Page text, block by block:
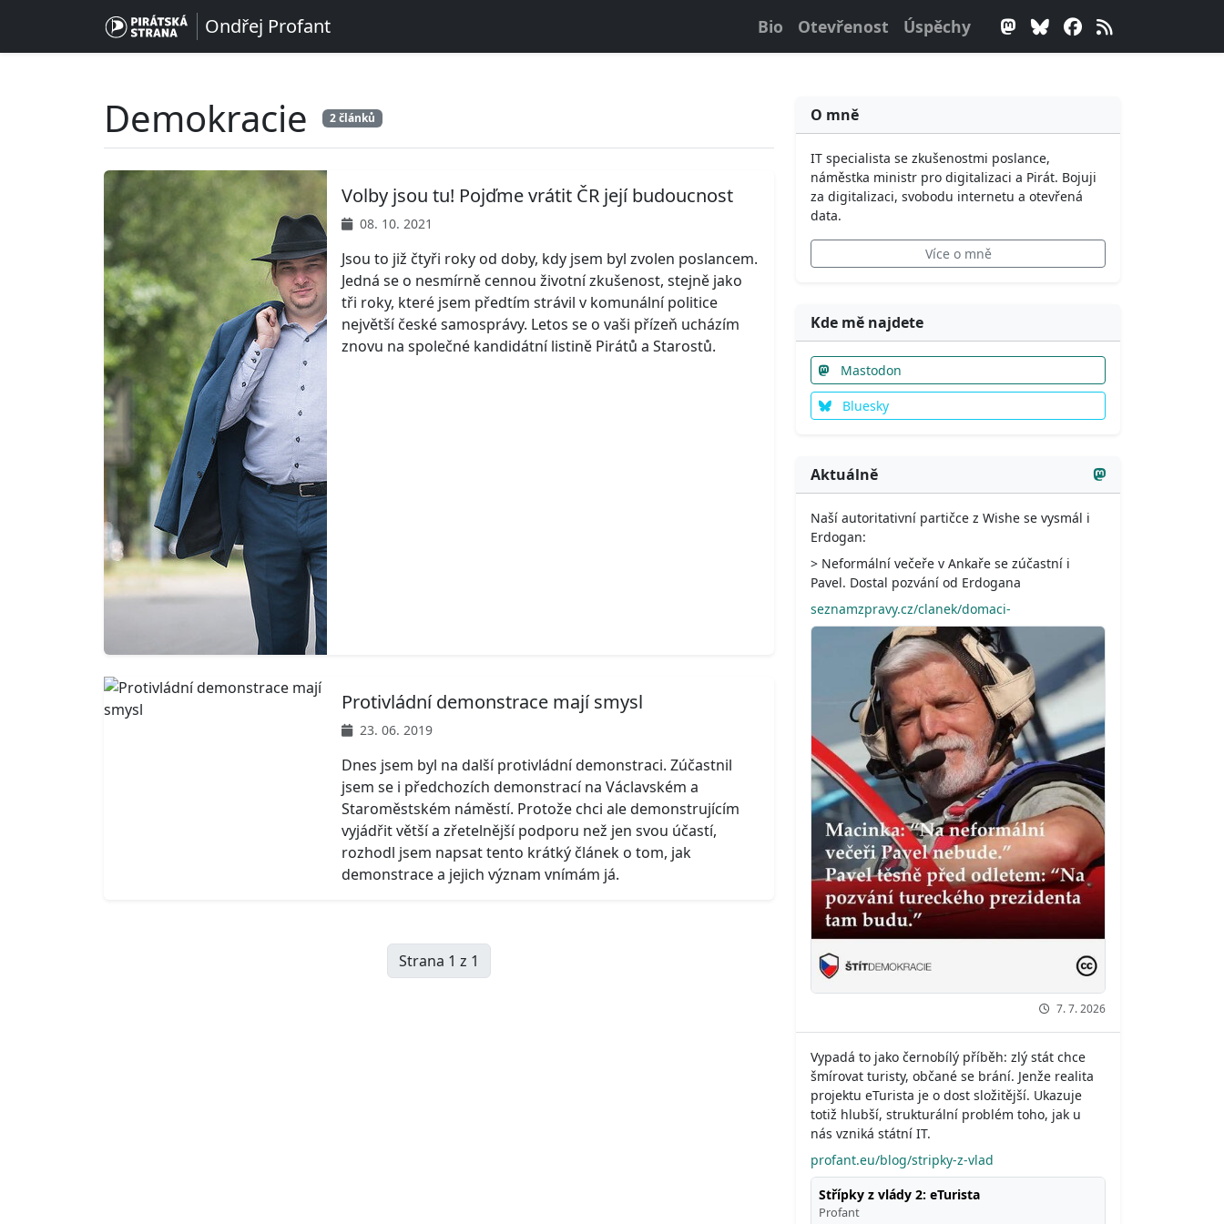
Ondřej Profant Bio Otevřenost Úspěchy
Demokracie 2 článků
Volby jsou tu! Pojďme vrátit ČR její budoucnost
08. 10. 2021
Jsou to již čtyři roky od doby, kdy jsem byl zvolen poslancem.
Jedná se o nesmírně cennou životní zkušenost, stejně jako
tři roky, které jsem předtím strávil v komunální politice
největší české samosprávy. Letos se o vaši přízeň ucházím
znovu na společné kandidátní listině Pirátů a Starostů.
Protivládní demonstrace mají smysl
23. 06. 2019
Dnes jsem byl na další protivládní demonstraci. Zúčastnil
jsem se i předchozích demonstrací na Václavském a
Staroměstském náměstí. Protože chci ale demonstrujícím
vyjádřit větší a zřetelnější podporu než jen svou účastí,
rozhodl jsem napsat tento krátký článek o tom, jak
demonstrace a jejich význam vnímám já.
Strana 1 z 1
O mně
IT specialista se zkušenostmi poslance,
náměstka ministr pro digitalizaci a Pirát. Bojuji
za digitalizaci, svobodu internetu a otevřená
data.
Více o mně
Kde mě najdete
Mastodon
Bluesky
Aktuálně
Naší autoritativní partičce z Wishe se vysmál i
Erdogan:
> Neformální večeře v Ankaře se zúčastní i
Pavel. Dostal pozvání od Erdogana
seznamzpravy.cz/clanek/domaci-
7. 7. 2026
Vypadá to jako černobílý příběh: zlý stát chce
šmírovat turisty, občané se brání. Jenže realita
projektu eTurista je o dost složitější. Ukazuje
totiž hlubší, strukturální problém toho, jak u
nás vzniká státní IT.
profant.eu/blog/stripky-z-vlad
Střípky z vlády 2: eTurista
Profant